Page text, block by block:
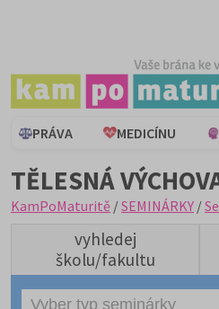
PRÁVA MEDICÍNU
TĚLESNÁ
KamPoMaturitě /SEMINÁRKY /
vyhledej
školu/fakultu